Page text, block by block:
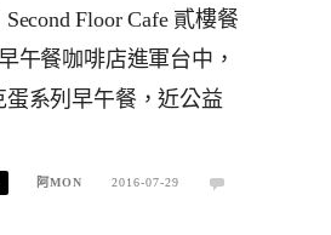
Second Floor Cafe 貳樓餐
午餐咖啡店進軍台中，
系列早午餐，近公益
阿MON
2016-07-29